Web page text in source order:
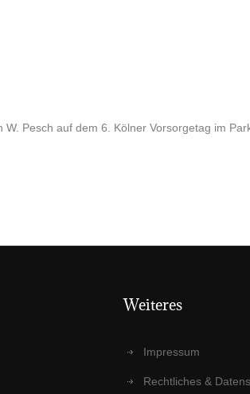
Pesch auf dem 6. Köl­ner Vor­sor­ge­tag im
Wei­te­res
Impres­sum
Recht­li­ches &